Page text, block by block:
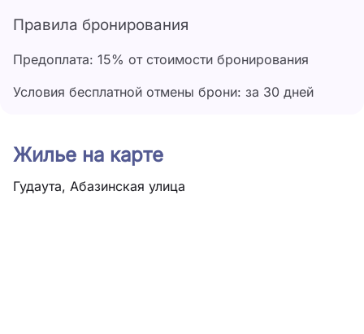
Правила бронирования
Предоплата: 15% от стоимости бронирования
Условия бесплатной отмены брони: за 30 дней
Жилье на карте
Гудаута, Абазинская улица